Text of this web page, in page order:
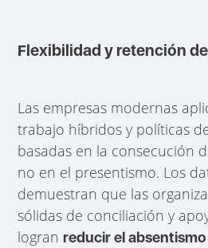
Flexibilidad y retención
Las empresas modernas
trabajo híbridos y políticas
basadas en la consecución
no en el presentismo. Los
demuestran que las
sólidas de conciliación y
logranreducir el